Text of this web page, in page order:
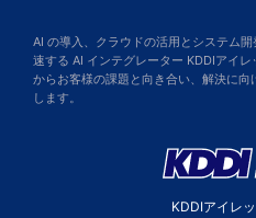
AI の導入、クラウドの活用とシステム
速する AI インテグレーター KDDIアイ
からお客様の課題と向き合い、解決に
します。
KDDIアイレ